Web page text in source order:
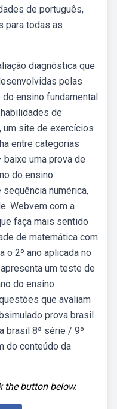
de português,
para todas as
diagnóstica que
pelas
do ensino fundamental
de
um site de exercícios
entre categorias
uma prova de
do ensino
numérica,
Webvem com a
faça mais sentido
de matemática com
o 2º ano aplicada no
um teste de
do ensino
que avaliam
prova brasil
brasil 8ª série / 9º
do conteúdo da
the button below.